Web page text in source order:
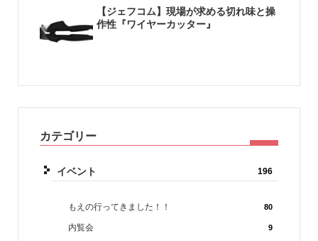
【ジェフコム】現場が求める切れ味と操
作性『ワイヤーカッター』
カテゴリー
イベント 196
もえの行ってきました！！ 80
内覧会 9